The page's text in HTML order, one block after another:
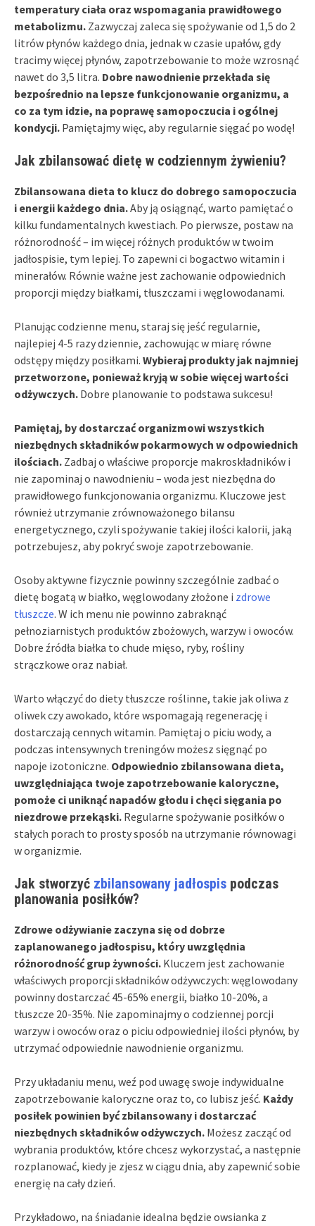
temperatury ciała oraz wspomagania prawidłowego
metabolizmu. Zazwyczaj zaleca się spożywanie od 1,5 do 2
litrów płynów każdego dnia, jednak w czasie upałów, gdy
tracimy więcej płynów, zapotrzebowanie to może wzrosnąć
nawet do 3,5 litra. Dobre nawodnienie przekłada się
bezpośrednio na lepsze funkcjonowanie organizmu, a
co za tym idzie, na poprawę samopoczucia i ogólnej
kondycji. Pamiętajmy więc, aby regularnie sięgać po wodę!
Jak zbilansować dietę w codziennym żywieniu?
Zbilansowana dieta to klucz do dobrego samopoczucia
i energii każdego dnia.Aby ją osiągnąć, warto pamiętać o
kilku fundamentalnych kwestiach. Po pierwsze, postaw na
różnorodność – im więcej różnych produktów w twoim
jadłospisie, tym lepiej. To zapewni ci bogactwo witamin i
minerałów. Równie ważne jest zachowanie odpowiednich
proporcji między białkami, tłuszczami i węglowodanami.
Planując codzienne menu, staraj się jeść regularnie,
najlepiej 4-5 razy dziennie, zachowując w miarę równe
odstępy między posiłkami. Wybieraj produkty jak najmniej
przetworzone, ponieważ kryją w sobie więcej wartości
odżywczych. Dobre planowanie to podstawa sukcesu!
Pamiętaj, by dostarczać organizmowi wszystkich
niezbędnych składników pokarmowych w odpowiednich
ilościach. Zadbaj o właściwe proporcje makroskładników i
nie zapominaj o nawodnieniu – woda jest niezbędna do
prawidłowego funkcjonowania organizmu. Kluczowe jest
również utrzymanie zrównoważonego bilansu
energetycznego, czyli spożywanie takiej ilości kalorii, jaką
potrzebujesz, aby pokryć swoje zapotrzebowanie.
Osoby aktywne fizycznie powinny szczególnie zadbać o
dietę bogatą w białko, węglowodany złożone i zdrowe
tłuszcze. W ich menu nie powinno zabraknąć
pełnoziarnistych produktów zbożowych, warzyw i owoców.
Dobre źródła białka to chude mięso, ryby, rośliny
strączkowe oraz nabiał.
Warto włączyć do diety tłuszcze roślinne, takie jak oliwa z
oliwek czy awokado, które wspomagają regenerację i
dostarczają cennych witamin. Pamiętaj o piciu wody, a
podczas intensywnych treningów możesz sięgnąć po
napoje izotoniczne. Odpowiednio zbilansowana dieta,
uwzględniająca twoje zapotrzebowanie kaloryczne,
pomoże ci uniknąć napadów głodu i chęci sięgania po
niezdrowe przekąski. Regularne spożywanie posiłków o
stałych porach to prosty sposób na utrzymanie równowagi
w organizmie.
Jak stworzyć zbilansowany jadłospis podczas
planowania posiłków?
Zdrowe odżywianie zaczyna się od dobrze
zaplanowanego jadłospisu, który uwzględnia
różnorodność grup żywności. Kluczem jest zachowanie
właściwych proporcji składników odżywczych: węglowodany
powinny dostarczać 45-65% energii, białko 10-20%, a
tłuszcze 20-35%. Nie zapominajmy o codziennej porcji
warzyw i owoców oraz o piciu odpowiedniej ilości płynów, by
utrzymać odpowiednie nawodnienie organizmu.
Przy układaniu menu, weź pod uwagę swoje indywidualne
zapotrzebowanie kaloryczne oraz to, co lubisz jeść. Każdy
posiłek powinien być zbilansowany i dostarczać
niezbędnych składników odżywczych. Możesz zacząć od
wybrania produktów, które chcesz wykorzystać, a następnie
rozplanować, kiedy je zjesz w ciągu dnia, aby zapewnić sobie
energię na cały dzień.
Przykładowo, na śniadanie idealna będzie owsianka z